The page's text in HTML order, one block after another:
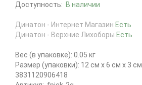
Доступность: В наличии
Динатон - Интернет Магазин Есть
Динатон - Верхние Лихоборы Есть
Вес (в упаковке): 0.05 кг
Размер (упаковки): 12 см x 6 см x 3 см
3831120906418